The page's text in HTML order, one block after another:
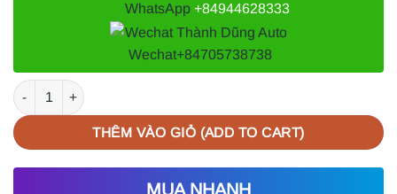
WhatsApp +84944628333
Wechat+84705738738
ỐP DƯỚI CẢN SAU KIA K3 2016 | 86612M6000 số lượng
THÊM VÀO GIỎ (ADD TO CART)
MUA NHANH